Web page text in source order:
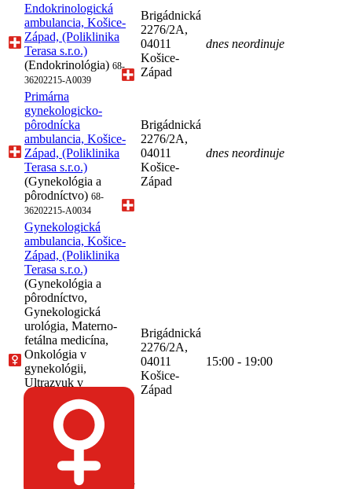
Endokrinologická
ambulancia, Košice-
Západ, (Poliklinika
Terasa s.r.o.)
(Endokrinológia) 68-
36202215-A0039
Brigádnická
2276/2A,
04011
Košice-
Západ
dnes neordinuje
Primárna
gynekologicko-
pôrodnícka
ambulancia, Košice-
Západ, (Poliklinika
Terasa s.r.o.)
(Gynekológia a
pôrodníctvo) 68-
36202215-A0034
Brigádnická
2276/2A,
04011
Košice-
Západ
dnes neordinuje
Gynekologická
ambulancia, Košice-
Západ, (Poliklinika
Terasa s.r.o.)
(Gynekológia a
pôrodníctvo,
Gynekologická
urológia, Materno-
fetálna medicína,
Onkológia v
gynekológii,
Ultrazvuk v
gynekológii a
pôrodníctve,
Mamodiagnostika v
gynekológii,
Abdominálna
ultrasonografia u
dospelých) 68-36202215-
Brigádnická
2276/2A,
04011
Košice-
Západ
15:00 - 19:00